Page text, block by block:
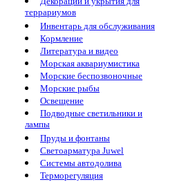
террариумов
Инвентарь для обслуживания
Кормление
Литература и видео
Морская аквариумистика
Морские беспозвоночные
Морские рыбы
Освещение
Подводные светильники и
лампы
Пруды и фонтаны
Светоарматура Juwel
Системы автодолива
Терморегуляция